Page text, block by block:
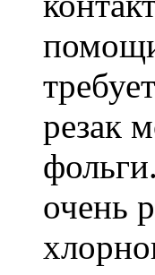
резак
очень